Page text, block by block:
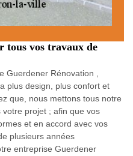
tous vos travaux de
Guerdener Rénovation ,
plus design, plus confort et
que, nous mettons tous notre
projet ; afin que vos
et en accord avec vos
plusieurs années
entreprise Guerdener